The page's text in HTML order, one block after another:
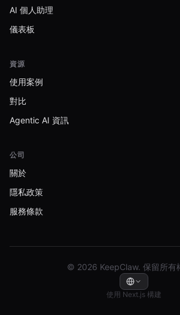
AI 個人助理
儀表板
資源
使用案例
對比
Agentic AI 資訊
公司
關於
隱私政策
服務條款
© 2026 KeepClaw. 保留所有
使用 Next.js 構建